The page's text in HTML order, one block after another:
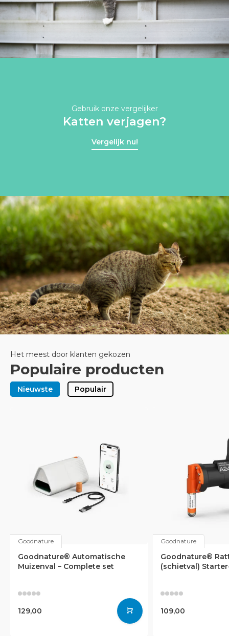
Gebruik onze vergelijker
Katten verjagen?
Vergelijk nu!
Het meest door klanten gekozen
Populaire producten
Nieuwste Populair
Goodnature
Goodnature® Automatische
Muizenval – Complete set
129,00
Goodnature
Goodnature®
(schietval)
109,00